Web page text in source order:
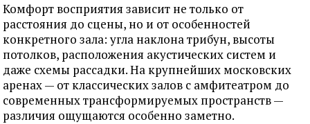
Комфорт восприятия зависит не только от
расстояния до сцены, но и от особенностей
конкретного зала: угла наклона трибун, высоты
потолков, расположения акустических систем и
даже схемы рассадки. На крупнейших московских
аренах — от классических залов с амфитеатром до
современных трансформируемых пространств —
различия ощущаются особенно заметно.